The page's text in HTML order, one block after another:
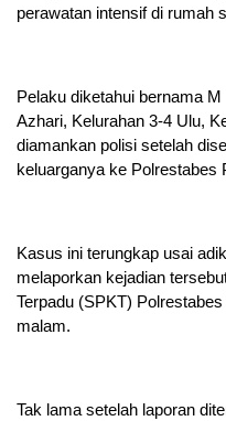
perawatan intensif di rumah
Pelaku diketahui bernama
Azhari, Kelurahan 3-4 Ulu,
diamankan polisi setelah
keluarganya ke Polrestabes
Kasus ini terungkap usai
melaporkan kejadian
Terpadu (SPKT)
malam.
Tak lama setelah laporan